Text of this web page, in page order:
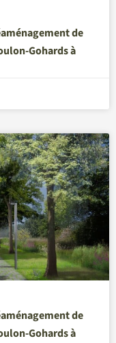
de
Gohards à
de
Gohards à